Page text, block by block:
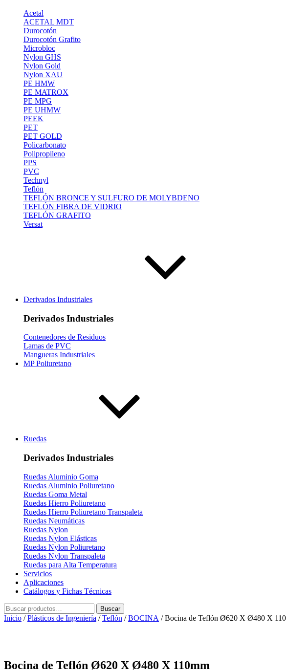
Acetal
ACETAL MDT
Durocotón
Durocotón Grafito
Microbloc
Nylon GHS
Nylon Gold
Nylon XAU
PE HMW
PE MATROX
PE MPG
PE UHMW
PEEK
PET
PET GOLD
Policarbonato
Polipropileno
PPS
PVC
Technyl
Teflón
TEFLÓN BRONCE Y SULFURO DE MOLYBDENO
TEFLÓN FIBRA DE VIDRIO
TEFLÓN GRAFITO
Versat
Derivados Industriales
Derivados Industriales
Contenedores de Residuos
Lamas de PVC
Mangueras Industriales
MP Poliuretano
Ruedas
Derivados Industriales
Ruedas Aluminio Goma
Ruedas Aluminio Poliuretano
Ruedas Goma Metal
Ruedas Hierro Poliuretano
Ruedas Hierro Poliuretano Transpaleta
Ruedas Neumáticas
Ruedas Nylon
Ruedas Nylon Elásticas
Ruedas Nylon Poliuretano
Ruedas Nylon Transpaleta
Ruedas para Alta Temperatura
Servicios
Aplicaciones
Catálogos y Fichas Técnicas
Buscar
por:
Buscar
Inicio /Plásticos de Ingeniería /Teflón /BOCINA / Bocina de Teflón Ø620 X Ø480 X
Bocina de Teflón Ø620 X Ø480 X 110mm